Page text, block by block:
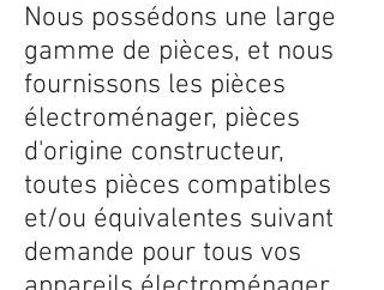
Nous possédons une large
gamme de pièces, et nous
fournissons les pièces
électroménager, pièces
d'origine constructeur,
toutes pièces compatibles
et/ou équivalentes suivant
demande pour tous vos